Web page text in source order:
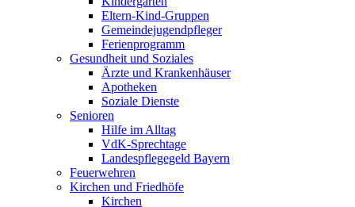
Eltern-Kind-Gruppen
Gemeindejugendpfleger
Ferienprogramm
Gesundheit und Soziales
Ärzte und Krankenhäuser
Apotheken
Soziale Dienste
Senioren
Hilfe im Alltag
VdK-Sprechtage
Landespflegegeld Bayern
Feuerwehren
Kirchen und Friedhöfe
Kirchen